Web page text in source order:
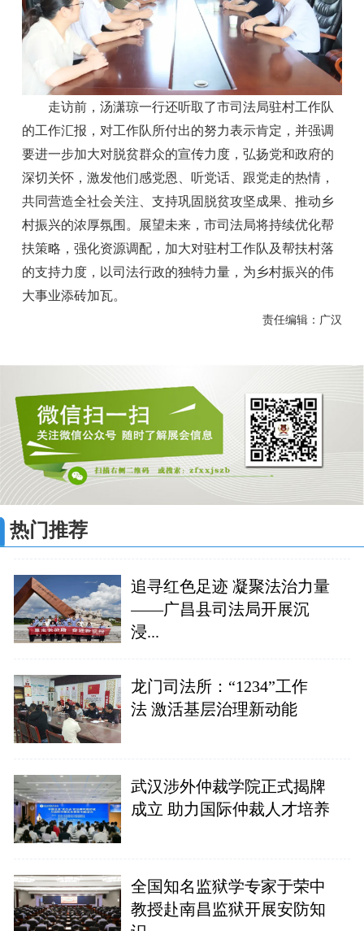
走访前，汤潇琼一行还听取了市司法局驻村工作队
的工作汇报，对工作队所付出的努力表示肯定，并强调
要进一步加大对脱贫群众的宣传力度，弘扬党和政府的
深切关怀，激发他们感党恩、听党话、跟党走的热情，
共同营造全社会关注、支持巩固脱贫攻坚成果、推动乡
村振兴的浓厚氛围。展望未来，市司法局将持续优化帮
扶策略，强化资源调配，加大对驻村工作队及帮扶村落
的支持力度，以司法行政的独特力量，为乡村振兴的伟
大事业添砖加瓦。
责任编辑：广汉
热门推荐
追寻红色足迹 凝聚法治力量
——广昌县司法局开展沉
浸...
龙门司法所：“1234”工作
法 激活基层治理新动能
武汉涉外仲裁学院正式揭牌
成立 助力国际仲裁人才培养
全国知名监狱学专家于荣中
教授赴南昌监狱开展安防知